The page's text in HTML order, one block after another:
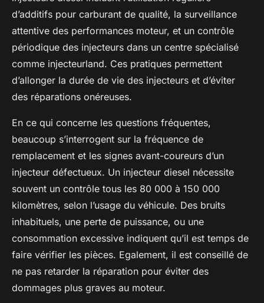
d’additifs pour carburant de qualité, la surveillance
attentive des performances moteur, et un contrôle
périodique des injecteurs dans un centre spécialisé
comme injecteurland. Ces pratiques permettent
d’allonger la durée de vie des injecteurs et d’éviter
des réparations onéreuses.
En ce qui concerne les questions fréquentes,
beaucoup s’interrogent sur la fréquence de
remplacement et les signes avant-coureurs d’un
injecteur défectueux. Un injecteur diesel nécessite
souvent un contrôle tous les 80 000 à 150 000
kilomètres, selon l’usage du véhicule. Des bruits
inhabituels, une perte de puissance, ou une
consommation excessive indiquent qu’il est temps de
faire vérifier les pièces. Egalement, il est conseillé de
ne pas retarder la réparation pour éviter des
dommages plus graves au moteur.